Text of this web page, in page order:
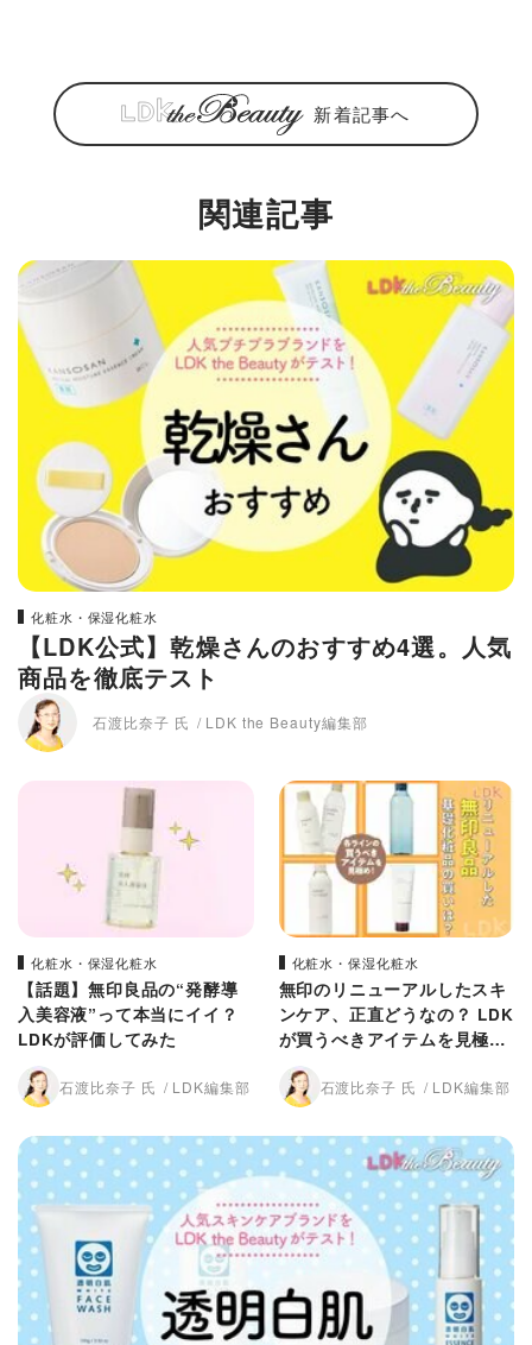
新着記事へ
関連記事
化粧水・保湿化粧水
【LDK公式】乾燥さんのおすすめ4選。人気
商品を徹底テスト
石渡比奈子 氏 LDK the Beauty編集部
化粧水・保湿化粧水
【話題】無印良品の“発酵導
入美容液”って本当にイイ？
LDKが評価してみた
石渡比奈子 氏 LDK編集部
化粧水・保湿化粧水
無印のリニューアルしたスキ
ンケア、正直どうなの？ LDK
が買うべきアイテムを見極
め！
石渡比奈子 氏 LDK編集部